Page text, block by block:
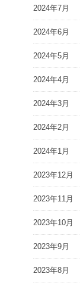
2024年7月
2024年6月
2024年5月
2024年4月
2024年3月
2024年2月
2024年1月
2023年12月
2023年11月
2023年10月
2023年9月
2023年8月